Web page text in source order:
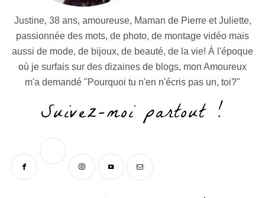
Justine, 38 ans, amoureuse, Maman de Pierre et Juliette,
passionnée des mots, de photo, de montage vidéo mais
aussi de mode, de bijoux, de beauté, de la vie! À l'époque
où je surfais sur des dizaines de blogs, mon Amoureux
m'a demandé "Pourquoi tu n'en n'écris pas un, toi?"
Suivez-moi partout !